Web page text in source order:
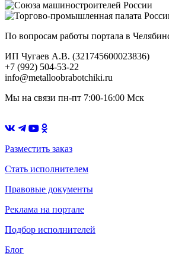
По вопросам работы портала в
ИП Чугаев А.В. (321745600023836)
+7 (992) 504-53-22
info@metalloobrabotchiki.ru
Мы на связи пн-пт 7:00-16:00 Мск
Разместить заказ
Стать исполнителем
Правовые документы
Реклама на портале
Подбор исполнителей
Блог